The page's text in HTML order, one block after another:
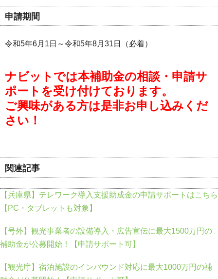
申請期間
令和5年6月1日～令和5年8月31日（必着）
ナビットでは本補助金の相談・申請サ
ポートを受け付けております。
ご興味がある方は是非お申し込みくだ
さい！
関連記事
【兵庫県】テレワーク導入支援助成金の申請サポートはこちら
【PC・タブレットも対象】
【号外】観光事業者の設備導入・広告宣伝に最大1500万円の
補助金が公募開始！【申請サポート可】
【観光庁】宿泊施設のインバウンド対応に最大1000万円の補